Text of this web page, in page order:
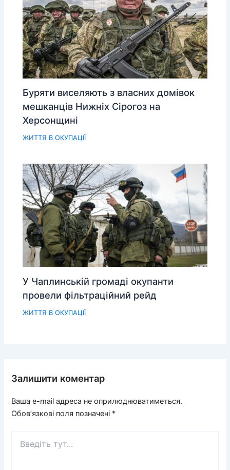
Буряти виселяють з власних домівок
мешканців Нижніх Сірогоз на
Херсонщині
ЖИТТЯ В ОКУПАЦІЇ
У Чаплинській громаді окупанти
провели фільтраційний рейд
ЖИТТЯ В ОКУПАЦІЇ
Залишити коментар
Ваша e-mail адреса не оприлюднюватиметься.
Обов’язкові поля позначені *
тут...